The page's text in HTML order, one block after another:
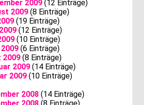
2009 (12 Einträge)
2009 (8 Einträge)
(19 Einträge)
(12 Einträge)
(10 Einträge)
(6 Einträge)
2009 (8 Einträge)
2009 (14 Einträge)
2009 (10 Einträge)
2008 (14 Einträge)